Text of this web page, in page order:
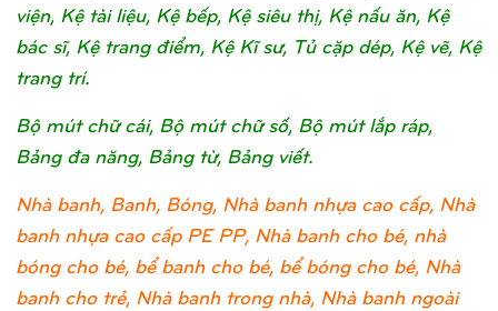
viện, Kệ tài liệu, Kệ bếp, Kệ siêu thị, Kệ nấu ăn, Kệ
bác sĩ, Kệ trang điểm, Kệ Kĩ sư, Tủ cặp dép, Kệ vẽ, Kệ
trang trí.
Bộ mút chữ cái, Bộ mút chữ số, Bộ mút lắp ráp,
Bảng đa năng, Bảng từ, Bảng viết.
Nhà banh, Banh, Bóng, Nhà banh nhựa cao cấp, Nhà
banh nhựa cao cấp PE PP, Nhà banh cho bé, nhà
bóng cho bé, bể banh cho bé, bể bóng cho bé, Nhà
banh cho trẻ, Nhà banh trong nhà, Nhà banh ngoài